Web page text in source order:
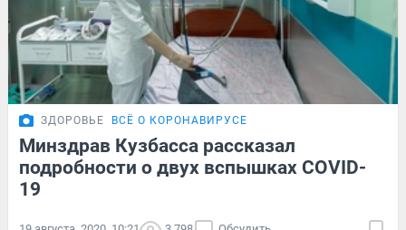
ЗДОРОВЬЕ ВСЁ О КОРОНАВИРУСЕ
Минздрав Кузбасса рассказал
подробности о двух вспышках COVID-
19